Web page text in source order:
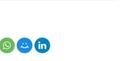
критикуют за нейтральность, но её
опасных дорог в мире, которых вам